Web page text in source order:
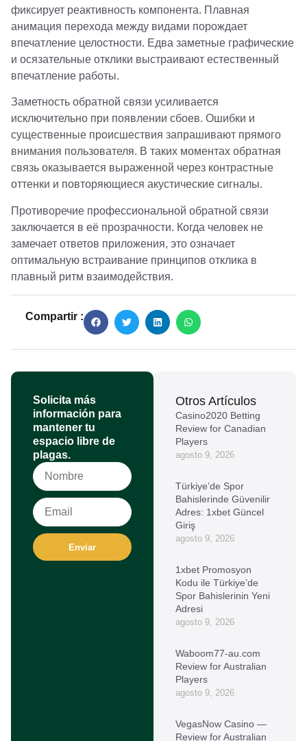
фиксирует реактивность компонента. Плавная
анимация перехода между видами порождает
впечатление целостности. Едва заметные графические
и осязательные отклики выстраивают естественный
впечатление работы.
Заметность обратной связи усиливается
исключительно при появлении сбоев. Ошибки и
существенные происшествия запрашивают прямого
внимания пользователя. В таких моментах обратная
связь оказывается выраженной через контрастные
оттенки и повторяющиеся акустические сигналы.
Противоречие профессиональной обратной связи
заключается в её прозрачности. Когда человек не
замечает ответов приложения, это означает
оптимальную встраивание принципов отклика в
плавный ритм взаимодействия.
Compartir :
Solicita más
información para
mantener tu
espacio libre de
plagas.
Enviar
Otros Artículos
Casino2020 Betting
Review for Canadian
Players
agosto 9, 2026
Türkiye’de Spor
Bahislerinde Güvenilir
Adres: 1xbet Güncel
Giriş
agosto 9, 2026
1xbet Promosyon
Kodu ile Türkiye’de
Spor Bahislerinin Yeni
Adresi
agosto 9, 2026
Waboom77-au.com
Review for Australian
Players
agosto 9, 2026
VegasNow Casino —
Review for Australian